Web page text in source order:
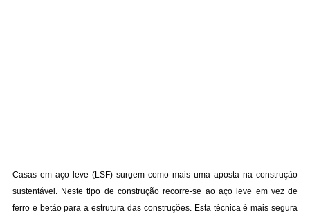
Casas em aço leve (LSF) surgem como mais uma aposta na construção
sustentável. Neste tipo de construção recorre-se ao aço leve em vez de
ferro e betão para a estrutura das construções. Esta técnica é mais segura